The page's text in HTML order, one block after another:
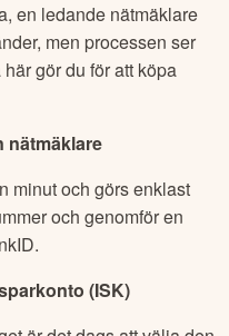
en ledande nätmäklare
men processen ser
gör du för att köpa
nätmäklare
minut och görs enklast
och genomför en
(ISK)